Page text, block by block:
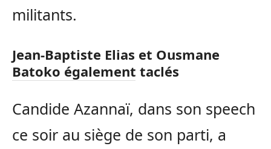
militants.
Jean-Baptiste Elias et Ousmane
Batoko également taclés
Candide Azannaï, dans son speech
ce soir au siège de son parti, a